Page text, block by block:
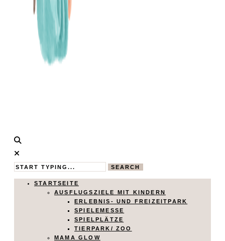
Calistas
Traum
MAMABLOG
SEARCH
STARTSEITE
AUSFLUGSZIELE MIT KINDERN
ERLEBNIS- UND FREIZEITPARK
SPIELEMESSE
SPIELPLÄTZE
TIERPARK/ ZOO
MAMA GLOW